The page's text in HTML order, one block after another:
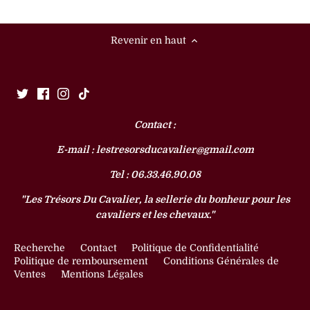
Revenir en haut
Contact :
E-mail : lestresorsducavalier@gmail.com
Tel : 06.33.46.90.08
"Les Trésors Du Cavalier, la sellerie du bonheur pour les
cavaliers et les chevaux."
Recherche Contact
Politique de Confidentialité
Politique de remboursement
Conditions Générales de
Ventes
Mentions Légales